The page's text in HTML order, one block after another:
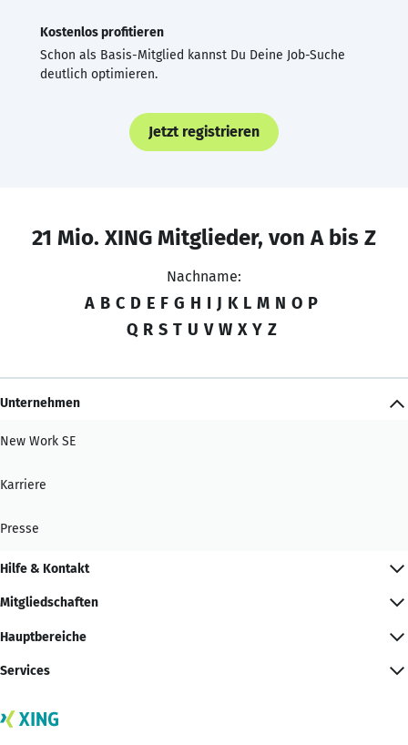
Kostenlos profitieren
Schon als Basis-Mitglied kannst Du Deine Job-Suche
deutlich optimieren.
Jetzt registrieren
21 Mio. XING Mitglieder, von A bis Z
Nachname:
A B C D E F G H I J K L M N O P
Q R S T U V W X Y Z
Unternehmen
New Work SE
Karriere
Presse
Hilfe & Kontakt
Mitgliedschaften
Hauptbereiche
Services